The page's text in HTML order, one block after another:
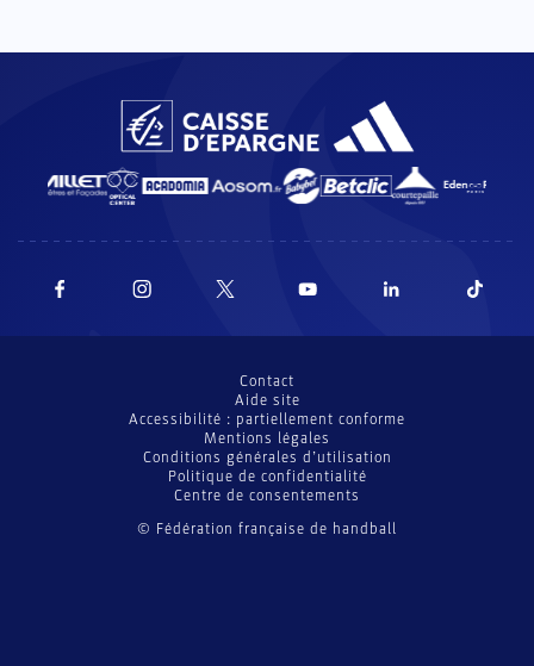
© Fédération française de handball
Contact
Aide site
Accessibilité : partiellement conforme
Mentions légales
Conditions générales d’utilisation
Politique de confidentialité
Centre de consentements